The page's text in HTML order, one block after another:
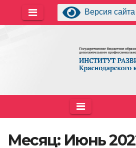
Версия
Месяц: Июнь